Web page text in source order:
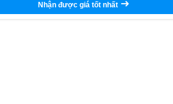
Nhận được giá tốt nhất